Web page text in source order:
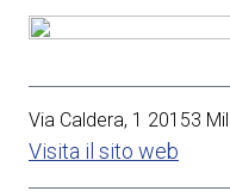
Via Caldera, 1 20153
Visita il sito web